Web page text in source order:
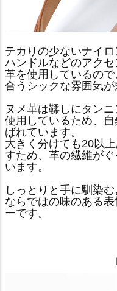
テカりの少ないナイロ
ハンドルなどのアク
革を使用しているの
合うシックな雰囲気が
ヌメ革は鞣しにタン
使用しているため、
ばれています。
大きく分けても20以
すため、革の繊維が
います。
しっとりと手に馴染
ならではの味のある
ーです。